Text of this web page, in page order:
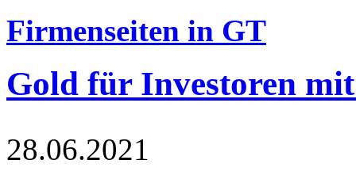
Firmenseiten in GT
Gold für Investoren
28.06.2021